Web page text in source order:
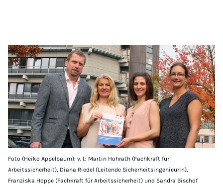
Foto (Heiko Appelbaum): v. l.: Martin Hohrath (Fachkraft für
Arbeitssicherheit), Diana Riedel (Leitende Sicherheitsingenieurin),
Franziska Hoppe (Fachkraft für Arbeitssicherheit) und Sandra Bischof